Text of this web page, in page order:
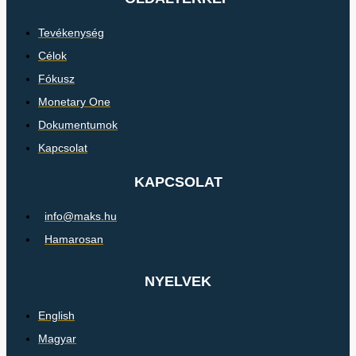
Tevékenység
Célok
Fókusz
Monetary One
Dokumentumok
Kapcsolat
KAPCSOLAT
info@maks.hu
Hamarosan
NYELVEK
English
Magyar